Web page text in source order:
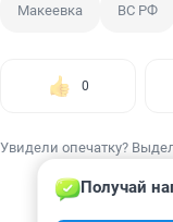
Макеевка ВС РФ
0
Увидели опечатку?
Получай